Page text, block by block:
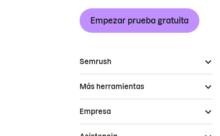
Empezar prueba gratuita
Semrush
Más herramientas
Empresa